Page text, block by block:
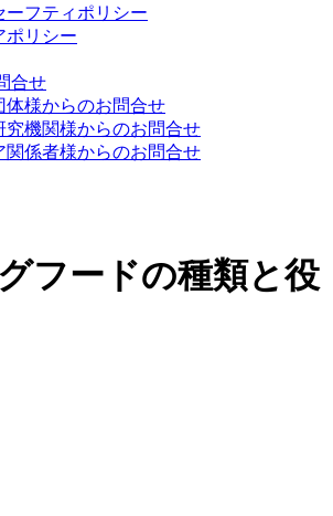
ーフティポリシー
ポリシー
合せ
体様からのお問合せ
究機関様からのお問合せ
関係者様からのお問合せ
フードの種類と役